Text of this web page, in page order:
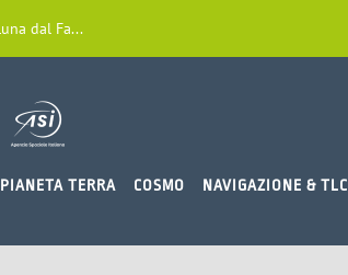
dal Fa...
PIANETA TERRA COSMO NAVIGAZIONE & TLC